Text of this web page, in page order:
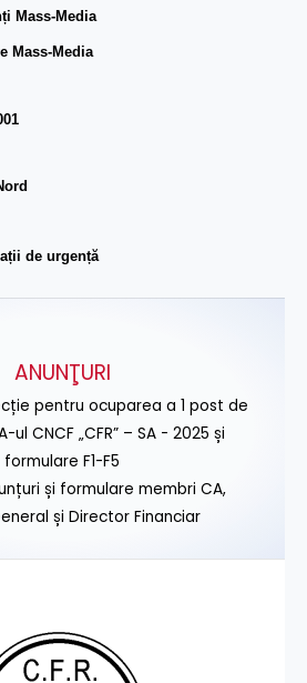
Mass-Media
Mass-Media
de urgență
ANUNŢURI
pentru ocuparea a 1 post de
ul CNCF „CFR” – SA - 2025 și
formulare F1-F5
și formulare membri CA,
și Director Financiar